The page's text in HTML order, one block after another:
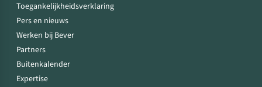
Toegankelijkheidsverklaring
Pers en nieuws
Werken bij Bever
Partners
Buitenkalender
Expertise